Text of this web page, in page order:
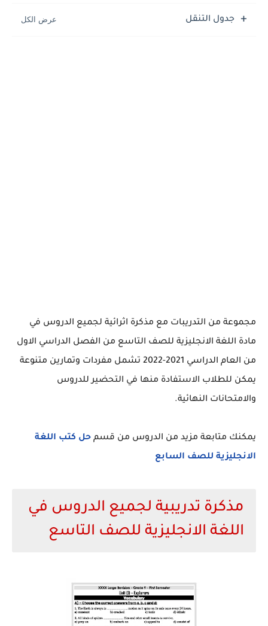
جدول التنقل
مجموعة من التدريبات مع مذكرة اثرائية لجميع الدروس في
مادة اللغة الانجليزية للصف التاسع من الفصل الدراسي الاول
من العام الدراسي 2021-2022 تشمل مفردات وتمارين متنوعة
يمكن للطلاب الاستفادة منها في التحضير للدروس
والامتحانات النهائية.
يمكنك متابعة مزيد من الدروس من قسم حل كتب اللغة
الانجليزية للصف السابع
مذكرة تدريبية لجميع الدروس في
اللغة الانجليزية للصف التاسع